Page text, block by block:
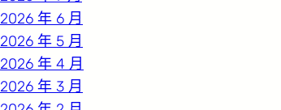
2026 年 6 月
2026 年 5 月
2026 年 4 月
2026 年 3 月